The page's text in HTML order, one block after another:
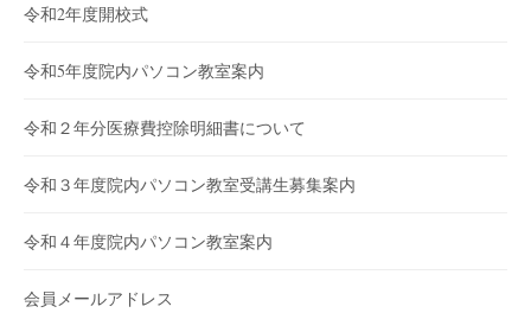
令和2年度開校式
令和5年度院内パソコン教室案内
令和２年分医療費控除明細書について
令和３年度院内パソコン教室受講生募集案内
令和４年度院内パソコン教室案内
会員メールアドレス